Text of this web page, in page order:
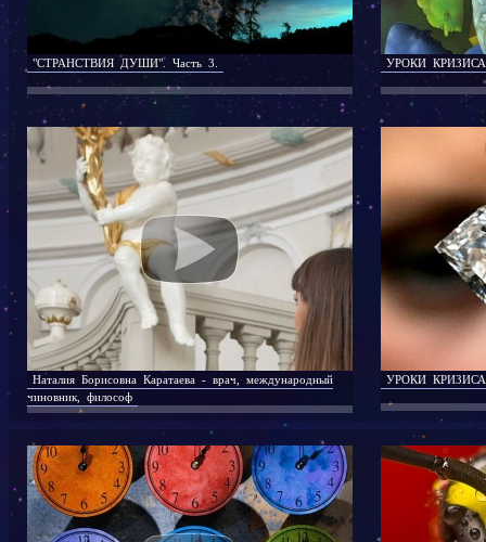
"СТРАНСТВИЯ ДУШИ". Часть 3. УРОКИ
Наталия Борисовна Каратаева - врач, международный
чиновник, философ
УРОКИ